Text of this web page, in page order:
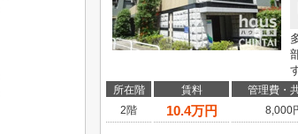
所在階 賃料 管理費・
2階
10.4万円 8,000